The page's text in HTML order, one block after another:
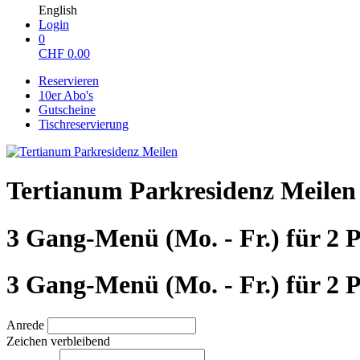
English
Login
0
CHF 0.00
Reservieren
10er Abo's
Gutscheine
Tischreservierung
Tertianum Parkresidenz Meilen
3 Gang-Menü (Mo. - Fr.) für 2
3 Gang-Menü (Mo. - Fr.) für 2
Anrede
Zeichen verbleibend